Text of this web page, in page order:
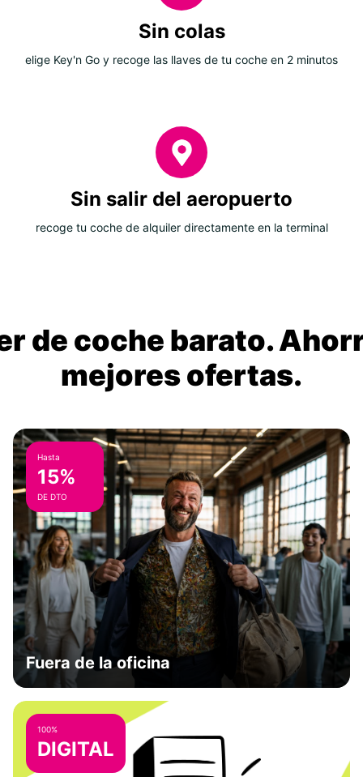
Sin colas
elige Key'n Go y recoge las llaves de tu coche en 2 minutos
Sin salir del aeropuerto
recoge tu coche de alquiler directamente en la terminal
de coche barato.
mejores ofertas.
Hasta
15%
DE DTO
Fuera de la oficina
100%
DIGITAL